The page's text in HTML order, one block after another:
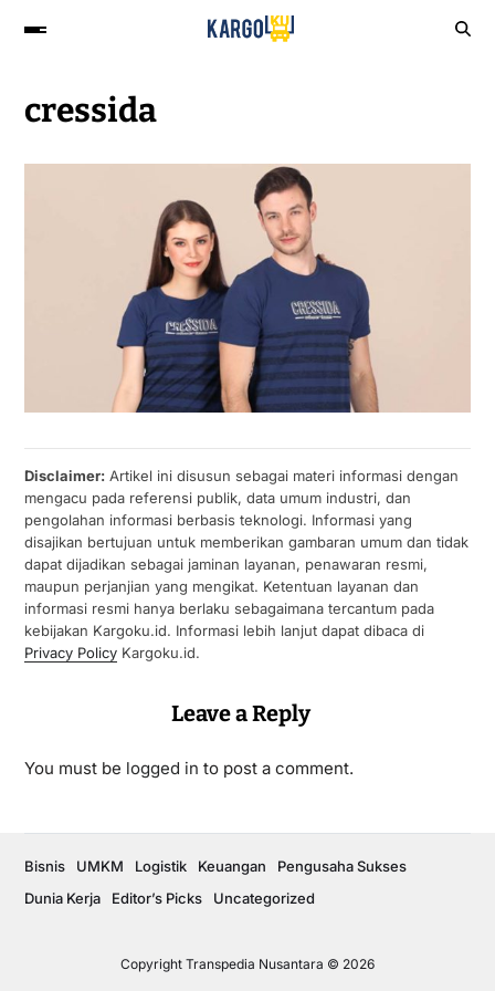
cressida
Disclaimer:Artikel ini disusun sebagai materi informasi dengan
mengacu pada referensi publik, data umum industri, dan
pengolahan informasi berbasis teknologi. Informasi yang
disajikan bertujuan untuk memberikan gambaran umum dan tidak
dapat dijadikan sebagai jaminan layanan, penawaran resmi,
maupun perjanjian yang mengikat. Ketentuan layanan dan
informasi resmi hanya berlaku sebagaimana tercantum pada
kebijakan Kargoku.id. Informasi lebih lanjut dapat dibaca di
Privacy PolicyKargoku.id.
Leave a Reply
You must be logged in to post a comment.
Copyright Transpedia Nusantara © 2026
Bisnis UMKM Logistik Keuangan
Pengusaha Sukses
Dunia Kerja
Editor’s Picks Uncategorized